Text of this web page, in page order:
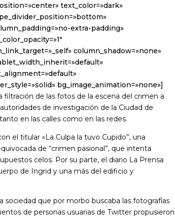
text_color=»dark»
extra-padding»
column_shadow=»none»
bg_image_animation=»none»]
de las fotos de la escena del crimen a
de investigación de la Ciudad de
en las calles como en las redes.
el titular «La Culpa la tuvo Cupido”, una
de “crimen pasional”, que intenta
celos. Por su parte, el diario La Prensa
de Ingrid y una más del edificio y
sociedad que por morbo buscaba las fotografías
de personas usuarias de Twitter propusieron